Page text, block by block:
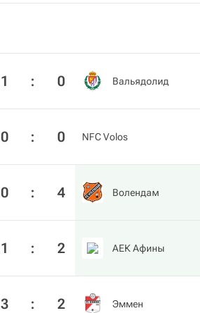
1 : 0 Вальядолид
0 : 0 NFC Volos
0 : 4 Волендам
1 : 2 АЕК Афины
3 : 2 Эммен